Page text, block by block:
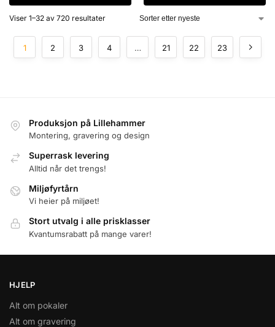
Viser 1–32 av 720 resultater
1 2 3 4 … 21 22 23
Produksjon på Lillehammer
Montering, gravering og design
Superrask levering
Alltid når det trengs!
Miljøfyrtårn
Vi heier på miljøet!
Stort utvalg i alle prisklasser
Kvantumsrabatt på mange varer!
HJELP
Alt om pokaler
Alt om gravering